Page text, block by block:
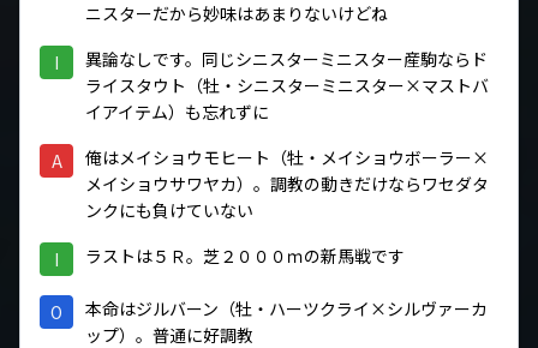
ニスターだから妙味はあまりないけどね
I
異論なしです。同じシニスターミニスター産駒ならド
ライスタウト（牡・シニスターミニスター×マストバ
イアイテム）も忘れずに
A
俺はメイショウモヒート（牡・メイショウボーラー×
メイショウサワヤカ）。調教の動きだけならワセダタ
ンクにも負けていない
I ラストは５Ｒ。芝２０００ｍの新馬戦です
O
本命はジルバーン（牡・ハーツクライ×シルヴァーカ
ップ）。普通に好調教